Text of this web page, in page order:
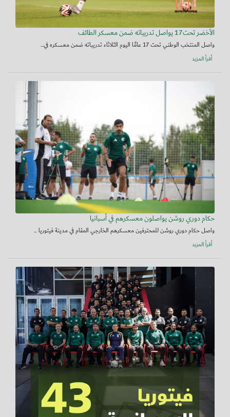
الأخضر تحت17 يواصل تدريباته ضمن معسكر الطائف
واصل المنتخب الوطني تحت 17 عامًا اليوم الثلاثاء تدريباته ضمن معسكره في...
أقرأ المزيد
حكام دوري روشن يواصلون معسكرهم في أسبانيا
واصل حكام دوري روشن للمحترفين معسكرهم الخارجي المقام في مدينة فيتوريا ...
أقرأ المزيد